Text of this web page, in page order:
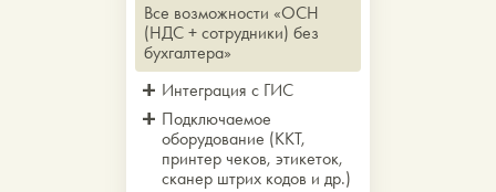
Все возможности «ОСН
(НДС + сотрудники) без
бухгалтера»
Интеграция с ГИС
Подключаемое
оборудование (ККТ,
принтер чеков, этикеток,
сканер штрих кодов и др.)